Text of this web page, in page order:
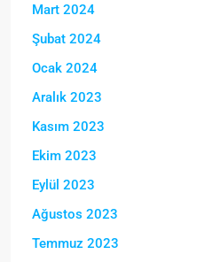
Mart 2024
Şubat 2024
Ocak 2024
Aralık 2023
Kasım 2023
Ekim 2023
Eylül 2023
Ağustos 2023
Temmuz 2023